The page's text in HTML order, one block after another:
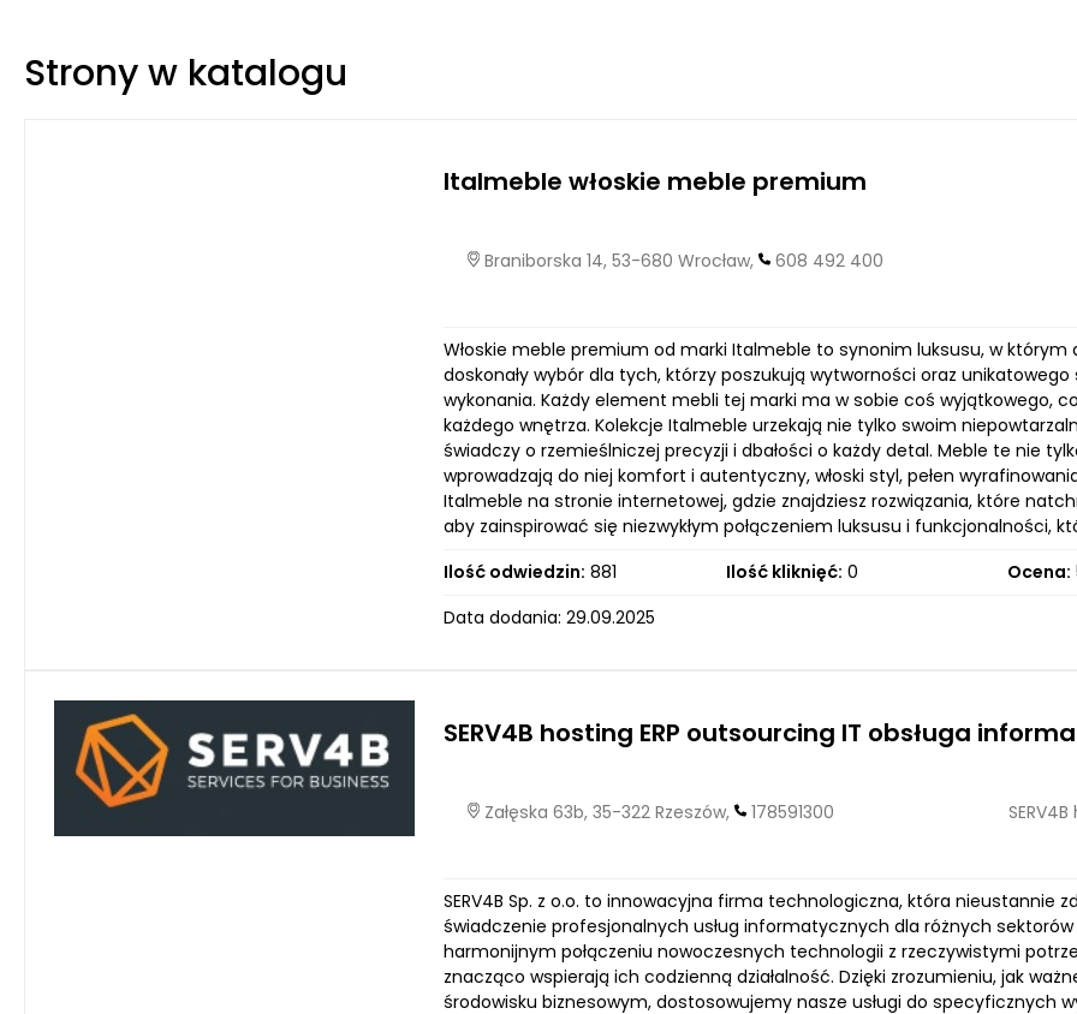
Strony w katalogu
Italmeble włoskie meble premium
Braniborska 14, 53-680 Wrocław, 608 492 400
Włoskie meble premium od marki Italmeble to synonim luksusu, w
doskonały wybór dla tych, którzy poszukują wytworności oraz
wykonania. Każdy element mebli tej marki ma w sobie coś wyjątkowego,
każdego wnętrza. Kolekcje Italmeble urzekają nie tylko swoim
świadczy o rzemieślniczej precyzji i dbałości o każdy detal. Meble te nie
wprowadzają do niej komfort i autentyczny, włoski styl, pełen
Italmeble na stronie internetowej, gdzie znajdziesz rozwiązania, które
aby zainspirować się niezwykłym połączeniem luksusu i funkcjonalności,
Ilość odwiedzin: 881 Ilość kliknięć: 0 Ocena:
Data dodania: 29.09.2025
SERV4B hosting ERP outsourcing IT obsługa
Załęska 63b, 35-322 Rzeszów, 178591300
SERV4B Sp. z o.o. to innowacyjna firma technologiczna, która nieustannie
świadczenie profesjonalnych usług informatycznych dla różnych
harmonijnym połączeniu nowoczesnych technologii z rzeczywistymi
znacząco wspierają ich codzienną działalność. Dzięki zrozumieniu, jak
środowisku biznesowym, dostosowujemy nasze usługi do specyficznych